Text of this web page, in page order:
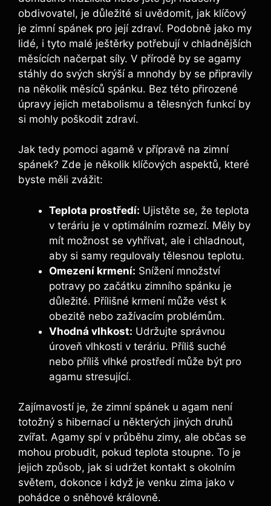
obdivovatel, je důležité si uvědomit, jak klíčový
je zimní spánek pro její zdraví. Podobně jako my
lidé, i tyto malé ještěrky potřebují v chladnějších
měsících načerpat síly. V přírodě by se agamy
stáhly do svých skrýší a mnohdy by se připravily
na několik měsíců spánku. Bez této přirozené
úpravy jejich metabolismu a tělesných funkcí by
si mohly poškodit zdraví.
Jak tedy pomoci agamě v přípravě na zimní
spánek? Zde je několik klíčových aspektů, které
byste měli zvážit:
Teplota prostředí: Ujistěte se, že teplota
v teráriu je v optimálním rozmezí. Měly by
mít možnost se vyhřívat, ale i chladnout,
aby si samy regulovaly tělesnou teplotu.
Omezení krmení: Snížení množství
potravy po začátku zimního spánku je
důležité. Přílišné krmení může vést k
obezitě nebo zažívacím problémům.
Vhodná vlhkost: Udržujte správnou
úroveň vlhkosti v teráriu. Příliš suché
nebo příliš vlhké prostředí může být pro
agamu stresující.
Zajímavostí je, že zimní spánek u agam není
totožný s hibernací u některých jiných druhů
zvířat. Agamy spí v průběhu zimy, ale občas se
mohou probudit, pokud teplota stoupne. To je
jejich způsob, jak si udržet kontakt s okolním
světem, dokonce i když je venku zima jako v
pohádce o sněhové královně.